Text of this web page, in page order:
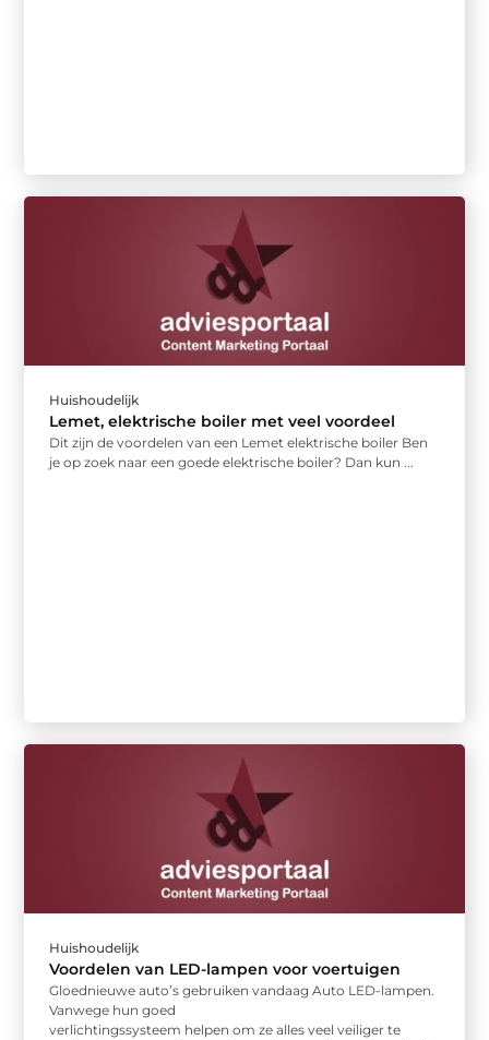
Huishoudelijk
Lemet, elektrische boiler met veel voordeel
Dit zijn de voordelen van een Lemet elektrische boiler Ben
je op zoek naar een goede elektrische boiler? Dan kun ...
Huishoudelijk
Voordelen van LED-lampen voor voertuigen
Gloednieuwe auto’s gebruiken vandaag Auto LED-lampen.
Vanwege hun goed
verlichtingssysteem helpen om ze alles veel veiliger te